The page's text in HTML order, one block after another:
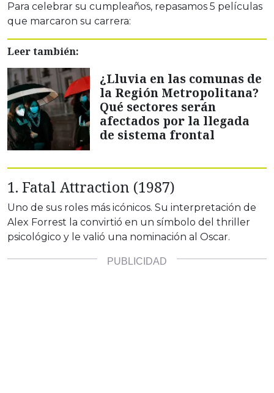
Para celebrar su cumpleaños, repasamos 5 películas
que marcaron su carrera:
Leer también:
¿Lluvia en las comunas de
la Región Metropolitana?
Qué sectores serán
afectados por la llegada
de sistema frontal
1. Fatal Attraction (1987)
Uno de sus roles más icónicos. Su interpretación de
Alex Forrest la convirtió en un símbolo del thriller
psicológico y le valió una nominación al Oscar.